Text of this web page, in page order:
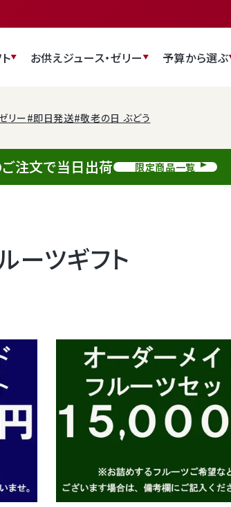
お供えジュース・ゼリー 予算から選ぶ
リー#即日発送#敬老の日 ぶどう
注文で当日出荷 限定商品一覧
ーツギフト